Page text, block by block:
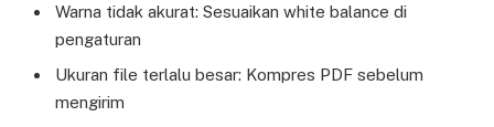
Warna tidak akurat: Sesuaikan white balance di
pengaturan
Ukuran file terlalu besar: Kompres PDF sebelum
mengirim